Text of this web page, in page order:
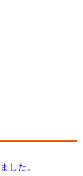
した。